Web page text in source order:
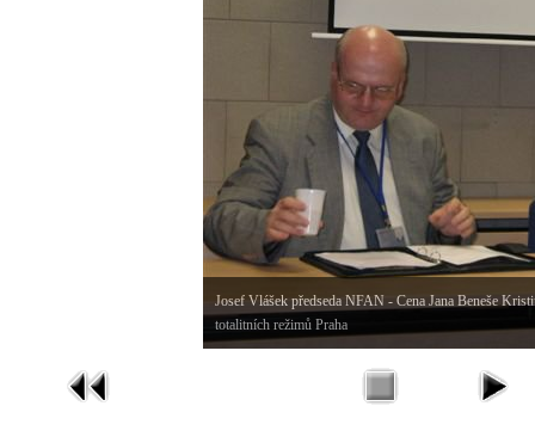
Josef Vlášek předseda NFAN - Cena Jana Beneše
totalitních režimů Praha